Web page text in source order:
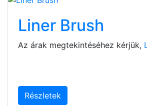
Liner Brush
Az árak megtekintéséhez kérjük,
Részletek